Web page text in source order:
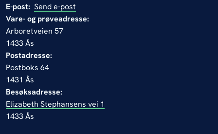
E-post: Send e-post
Vare- og prøveadresse:
Arboretveien 57
1433 Ås
Postadresse:
Postboks 64
1431 Ås
Besøksadresse:
Elizabeth Stephansens vei 1
1433 Ås